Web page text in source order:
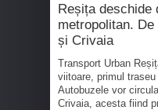
Reșița deschide
metropolitan.
și Crivaia
Transport Urban
viitoare, primul
Autobuzele vor
Crivaia, acesta fiind